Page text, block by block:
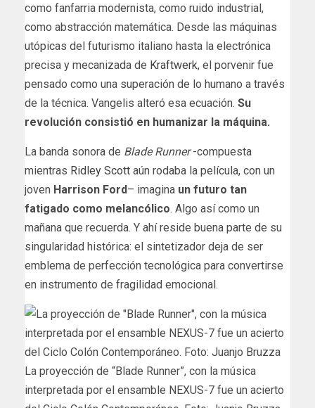
como fanfarria modernista, como ruido industrial,
como abstracción matemática. Desde las máquinas
utópicas del futurismo italiano hasta la electrónica
precisa y mecanizada de Kraftwerk, el porvenir fue
pensado como una superación de lo humano a través
de la técnica. Vangelis alteró esa ecuación. Su
revolución consistió en humanizar la máquina.
La banda sonora de Blade Runner-compuesta
mientras Ridley Scott aún rodaba la película, con un
joven Harrison Ford– imagina un futuro tan
fatigado como melancólico. Algo así como un
mañana que recuerda. Y ahí reside buena parte de su
singularidad histórica: el sintetizador deja de ser
emblema de perfección tecnológica para convertirse
en instrumento de fragilidad emocional.
La proyección de “Blade Runner”, con la música
interpretada por el ensamble NEXUS-7 fue un acierto